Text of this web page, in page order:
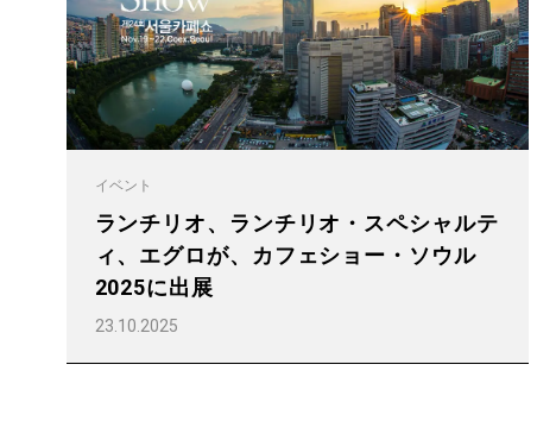
イベント
ランチリオ、ランチリオ・スペシャルテ
ィ、エグロが、カフェショー・ソウル
2025に出展
23.10.2025